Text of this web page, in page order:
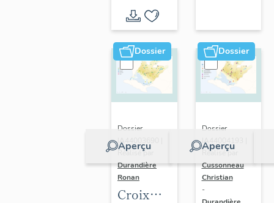
Dossier
Aperçu
Dossier
IA44003690 |
Réalisé par
Durandière
Ronan
Croix
Dossier
Aperçu
Dossier
IA44004193 |
Réalisé par
Cussonneau
Christian
-